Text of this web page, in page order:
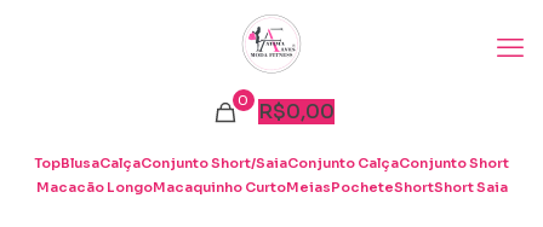
0 R$0,00
TopBlusaCalçaConjunto Short/SaiaConjunto CalçaConjunto Short
Macacão LongoMacaquinho CurtoMeiasPocheteShortShort Saia